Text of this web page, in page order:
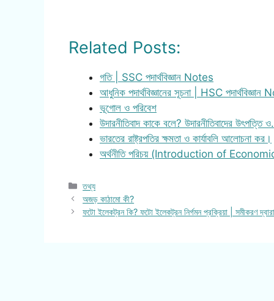
Related Posts:
গতি | SSC পদার্থবিজ্ঞান Notes
আধুনিক পদার্থবিজ্ঞানের সূচনা | HSC পদার্থবিজ্ঞান
ভূগোল ও পরিবেশ
উদারনীতিবাদ কাকে বলে? উদারনীতিবাদের উৎপত্তি
ভারতের রাষ্ট্রপতির ক্ষমতা ও কার্যাবলি আলোচনা কর।
অর্থনীতি পরিচয় (Introduction of
Categories
তথ্য
অজড় কাঠামো কী?
ফটো ইলেকট্রন কি? ফটো ইলেকট্রন নির্গমন প্রক্রিয়া | সমীকরণ দ্বারা